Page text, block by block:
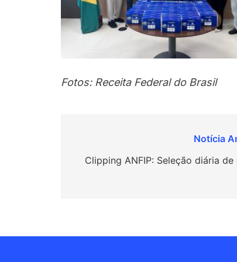
Fotos: Receita Federal do Brasil
deClipping ANFIP: Seleção diária